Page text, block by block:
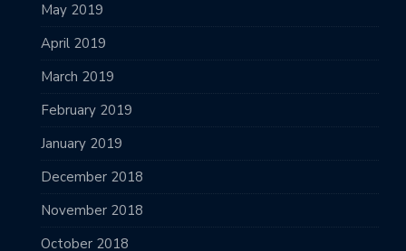
May 2019
April 2019
March 2019
February 2019
January 2019
December 2018
November 2018
October 2018